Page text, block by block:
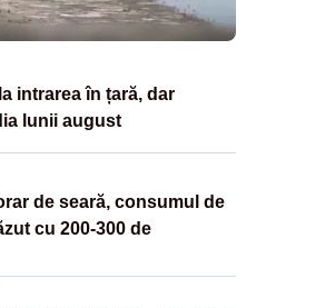
intrarea în țară, dar
lunii august
de seară, consumul de
cu 200-300 de